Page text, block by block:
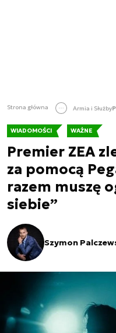
Strona główna Armia i Służby
WIADOMOŚCI WAŻNE
Premier ZEA
za pomocą
razem muszę
siebie”
Szymon